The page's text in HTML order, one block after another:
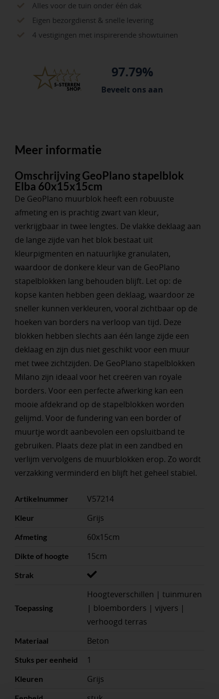
Alles voor de tuin onder één dak
Eigen bezorgdienst & snelle levering
4 vestigingen met inspirerende showtuinen
97.79%
Beveelt ons aan
Meer informatie
Omschrijving GeoPlano stapelblok
Elba 60x15x15cm
De GeoPlano muurblok heeft een robuuste
afmeting en is prachtig zwart van kleur,
verkrijgbaar in twee lengtes. De vlakke deklaag aan
de lange zijde van het blok bestaat uit
kleurpigmenten en natuurlijke granulaten,
waardoor de donkere kleur van de GeoPlano
stapelblokken lang behouden blijft. Let op: de
kopse kanten hebben geen deklaag, waardoor ze
sneller kunnen verkleuren, vooral zichtbaar op de
hoeken van borders na verloop van tijd. Deze
blokken hebben slechts aan één lange zijde een
deklaag en zijn dus niet geschikt voor een muur
met twee zichtzijden. De GeoPlano stapelblokken
Milano zijn ideaal voor het creëren van royale
borders. Voor een perfecte afwerking kan een
mooie afdekrand op de stapelblokken worden
gelijmd. Voor de fundering van een border of
muurtje wordt aanbevolen een opsluitband te
gebruiken. Plaats deze plat in een zandbed en
verlijm vervolgens de muurblokken erop. Zo wordt
verzakking verminderd en blijft het geheel stabiel.
Artikelnummer V57214
Kleur Grijs
Afmeting 60x15cm
Dikte of hoogte 15cm
Strak
Toepassing
Hoogteverschillen | tuinmuren
| bloemborders | vijvers |
verhoogd terras
Materiaal Beton
Stuks per eenheid 1
Kleuren Grijs